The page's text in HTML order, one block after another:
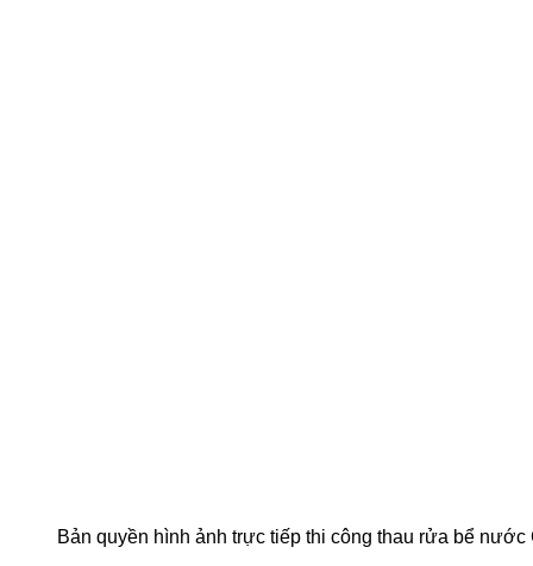
Bản quyền hình ảnh trực tiếp thi công thau rửa bể nước